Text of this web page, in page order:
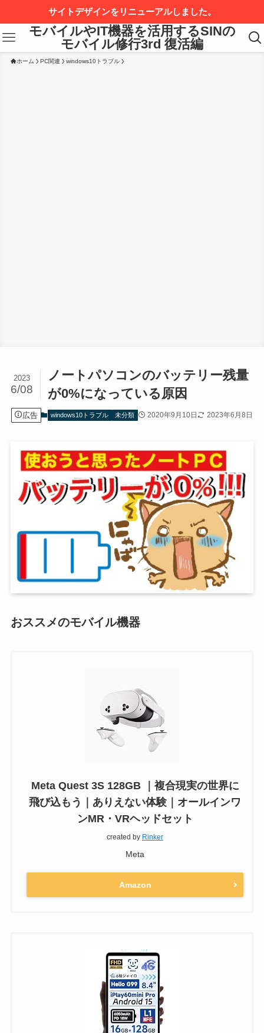
サイトデザインをリニューアルしました。
モバイルやIT機器を活用するSINの
モバイル修行3rd 復活編
ホーム PC関連 windows10トラブル
ノートパソコンのバッテリー残量
が0%になっている原因
2023
6/08
広告 windows10トラブル 未分類 2020年9月10日 2023年6月8日
おススメのモバイル機器
Meta Quest 3S 128GB ｜複合現実の世界に
飛び込もう｜ありえない体験｜オールインワ
ンMR・VRヘッドセット
created by Rinker
Meta
Amazon